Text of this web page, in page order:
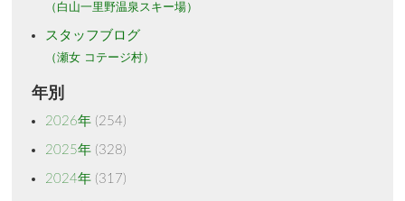
（白山一里野温泉スキー場）
スタッフブログ
（瀬女 コテージ村）
年別
2026年(254)
2025年(328)
2024年(317)